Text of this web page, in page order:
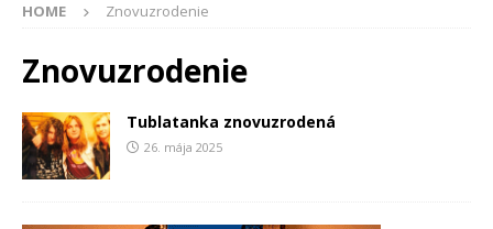
HOME Znovuzrodenie
Znovuzrodenie
Tublatanka znovuzrodená
26. mája 2025